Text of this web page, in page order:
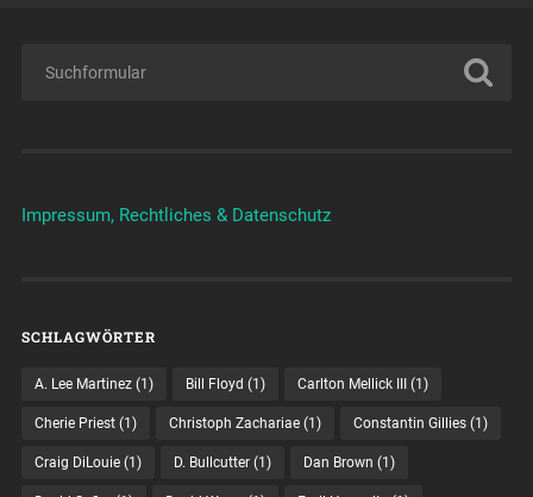
Impressum, Rechtliches & Datenschutz
SCHLAGWÖRTER
A. Lee Martinez(1) Bill Floyd (1) Carlton Mellick III (1)
Cherie Priest(1) Christoph Zachariae(1) Constantin Gillies(1)
Craig DiLouie(1) D. Bullcutter(1) Dan Brown (1)